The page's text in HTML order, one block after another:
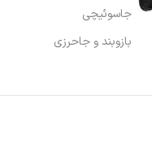
جاسوئیچی
بازوبند و جاحرزی